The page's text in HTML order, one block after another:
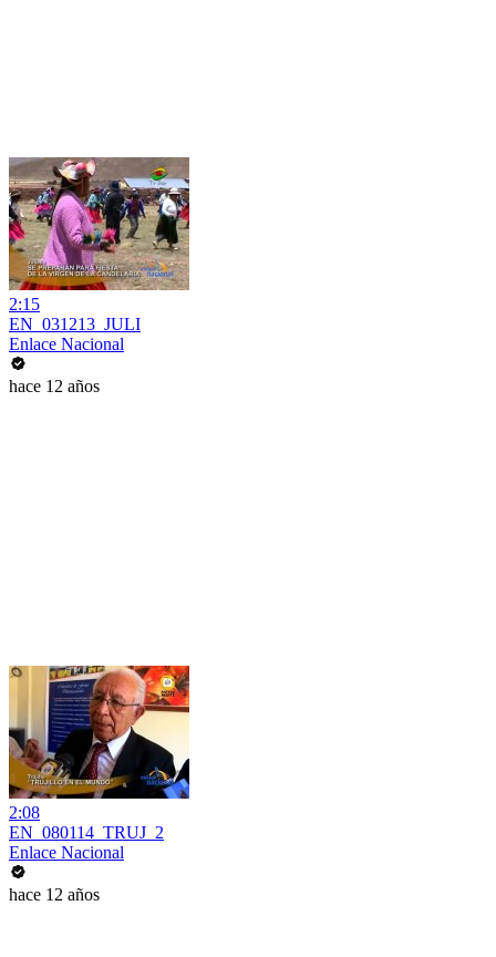
2:15
EN_031213_JULI
Enlace Nacional
hace 12 años
2:08
EN_080114_TRUJ_2
Enlace Nacional
hace 12 años